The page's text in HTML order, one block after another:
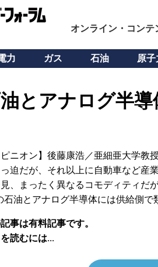
オンライン・コンテ
力 ガス 石油 原子
とアナログ半
ピニオン】後藤康浩／亜細亜大学
迫だが、それ以上に自動車など産
、まったく異なるコモディティだ
石油とアナログ半導体には供給側
事は有料記事です。
読むには...